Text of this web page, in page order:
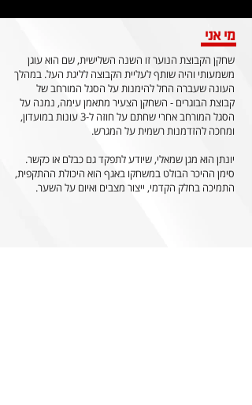
מי אני
שחקן הקבוצת הנוער זו השנה השלישית, שם הוא עוגן
משמעותי והיה שותף לעליית הקבוצה לליגת העל. במהלך
העונה שעברה החל להימנות על הסגל המורחב של
קבוצת הבוגרים - השחקן הצעיר מתאמן עימה, נמנה על
הסגל המורחב אחרי שחתם על חוזה ל-3 עונות במועדון,
ומחכה להזדמנות רשמית על המגרש.
יונתן הוא מגן שמאלי, שיודע לתפקד גם כבלם או כקשר.
סימן ההיכר הבולט במשחקו באגף הוא היכולת ההתקפית,
התמיכה בחלק הקדמי, ייצור מצבים ואיום על השער.